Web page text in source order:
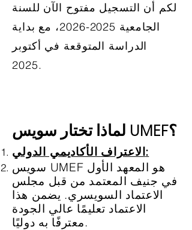
لكم أن التسجيل مفتوح الآن للسنة
الجامعية 2025-2026
، مع بداية
الدراسة المتوقعة في أكتوبر
2025.
لماذا تختار سويس UMEF؟
الاعتراف الأكاديمي الدولي:
سويس UMEF هو المعهد الأول
في جنيف المعتمد من قبل مجلس
الاعتماد السويسري. يضمن هذا
الاعتماد تعليمًا عالي الجودة
معترفًا به دوليًا.